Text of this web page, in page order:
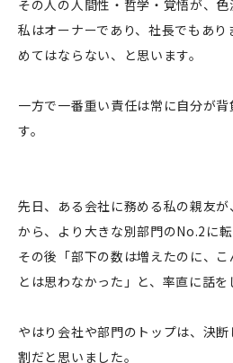
その人の人間性・哲学・覚悟が、色
私はオーナーであり、社長でもあ
めてはならない、と思います。
一方で一番重い責任は常に自分が
す。
先日、ある会社に務める私の親友
から、より大きな別部門のNo.2に転
その後「部下の数は増えたのに、
とは思わなかった」と、率直に話を
やはり会社や部門のトップは、決
割だと思いました。